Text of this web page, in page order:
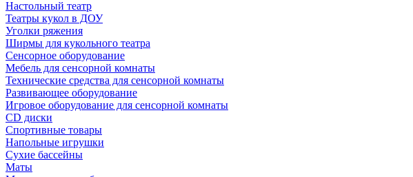
Настольный театр
Театры кукол в ДОУ
Уголки ряжения
Ширмы для кукольного театра
Сенсорное оборудование
Мебель для сенсорной комнаты
Технические средства для сенсорной комнаты
Развивающее оборудование
Игровое оборудование для сенсорной комнаты
CD диски
Спортивные товары
Напольные игрушки
Сухие бассейны
Маты